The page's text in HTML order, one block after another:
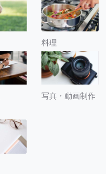
料理
写真・動画制作